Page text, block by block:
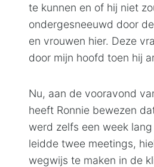
te kunnen en of hij niet
ondergesneeuwd door
en vrouwen hier. Deze
door mijn hoofd toen hij
Nu, aan de vooravond
heeft Ronnie bewezen
werd zelfs een week
leidde twee meetings,
wegwijs te maken in de